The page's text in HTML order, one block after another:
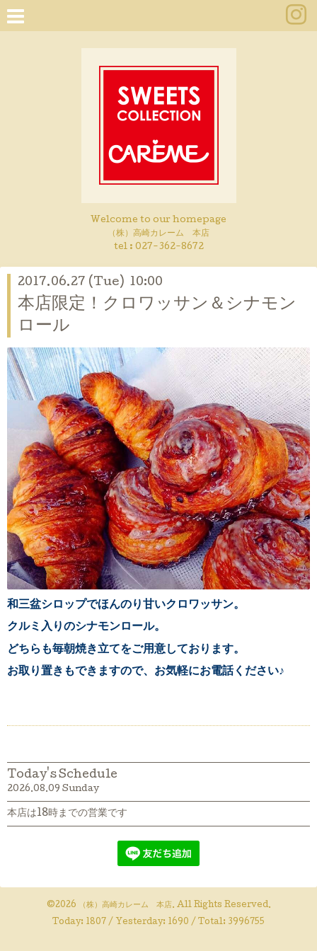
Welcome to our homepage
（株）高崎カレーム 本店
tel : 027-362-8672
2017.06.27 (Tue) 10:00
本店限定！クロワッサン＆シナモン
ロール
和三盆シロップでほんのり甘いクロワッサン。
クルミ入りのシナモンロール。
どちらも毎朝焼き立てをご用意しております。
お取り置きもできますので、お気軽にお電話ください♪
Today's Schedule
2026.08.09 Sunday
本店は18時までの営業です
©2026 （株）高崎カレーム 本店. All Rights Reserved.
Today: 1807 / Yesterday: 1690 / Total: 3996755